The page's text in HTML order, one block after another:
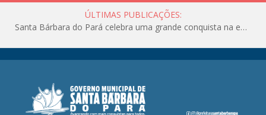
ÚLTIMAS PUBLICAÇÕES:
Santa Bárbara do Pará celebra uma grande conquista na educação!